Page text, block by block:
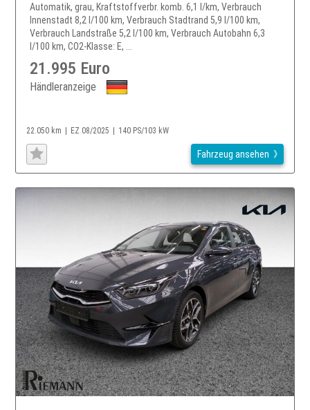
Automatik, grau, Kraftstoffverbr. komb. 6,1 l/km, Verbrauch
Innenstadt 8,2 l/100 km, Verbrauch Stadtrand 5,9 l/100 km,
Verbrauch Landstraße 5,2 l/100 km, Verbrauch Autobahn 6,3
l/100 km, CO2-Klasse: E, ...
21.995 Euro
Händleranzeige
22.050 km EZ 08/2025 140 PS/103 kW
Fahrzeug ansehen